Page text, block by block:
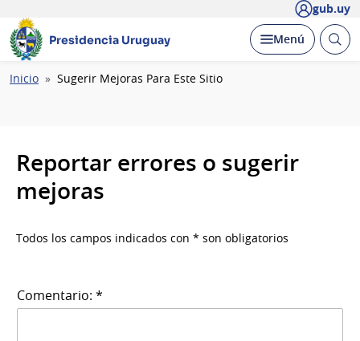
gub.uy
Presidencia Uruguay Desplegar
Menú Abrir
Ruta
Inicio Sugerir Mejoras Para Este Sitio
Reportar errores o sugerir
mejoras
Todos los campos indicados con * son obligatorios
Comentario: *